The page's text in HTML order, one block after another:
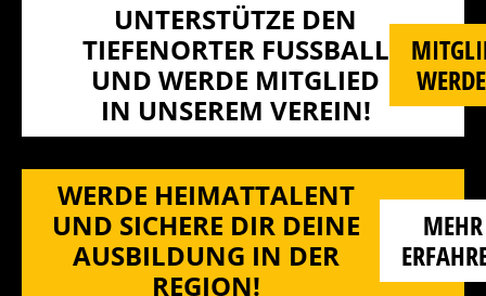
UNTERSTÜTZE DEN
TIEFENORTER FUSSBALL U
ND WERDE MITGLIED I
N UNSEREM VEREIN!
WERDE HEIMATTALENT
UND SICHERE DIR DEINE
AUSBILDUNG IN DER
REGION!
MEHR